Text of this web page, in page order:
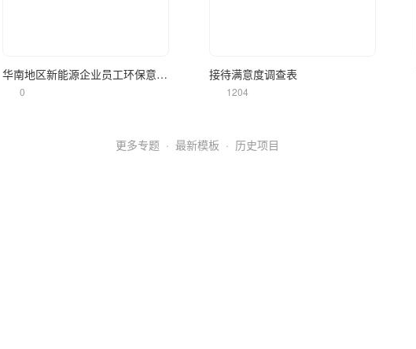
华南地区新能源企业员工环保意识与满意度调查
0
接待满意度调查表
1204
更多专题 · 最新模板 · 历史项目